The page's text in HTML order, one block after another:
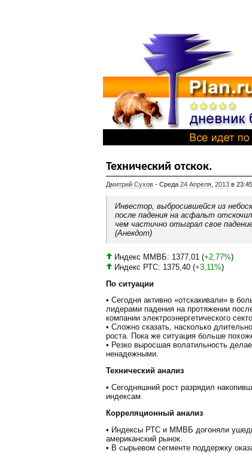
Технический отскок.
Дмитрий Сухов - Среда 24 Апреля 2013 в 23:45.
Инвестор, выбросившейся из
после падения на асфальт
чем частично отыграл свое
(Анекдот)
Индекс ММВБ: 1377,01 (+2,77%)
Индекс РТС: 1375,40 (+3,11%)
По ситуации
• Сегодня активно «отскакивали» в
лидерами падения на протяжении
компании электроэнергетического
• Сложно сказать, насколько
роста. Пока же ситуация больше
• Резко выросшая волатильность
ненадежными.
Технический анализ
• Сегодняшний рост разрядил
индексам.
Корреляционный анализ
• Индексы РТС и ММВБ догоняли
американский рынок.
• В сырьевом сегменте поддержку